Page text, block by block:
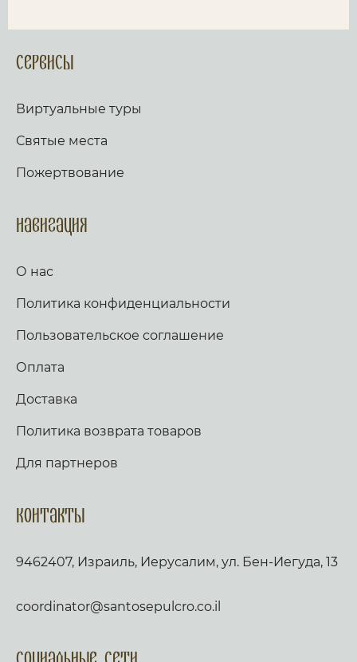
Сервисы
Виртуальные туры
Святые места
Пожертвование
Навигация
О нас
Политика конфиденциальности
Пользовательское соглашение
Оплата
Доставка
Политика возврата товаров
Для партнеров
Контакты
9462407, Израиль, Иерусалим, ул. Бен-Иегуда, 13
coordinator@santosepulcro.co.il